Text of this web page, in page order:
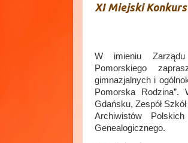
XI Miejski Konkurs
W imieniu Zarządu
Pomorskiego
gimnazjalnych i
Pomorska Rodzina”.
Gdańsku, Zespół
Archiwistów
Genealogicznego.